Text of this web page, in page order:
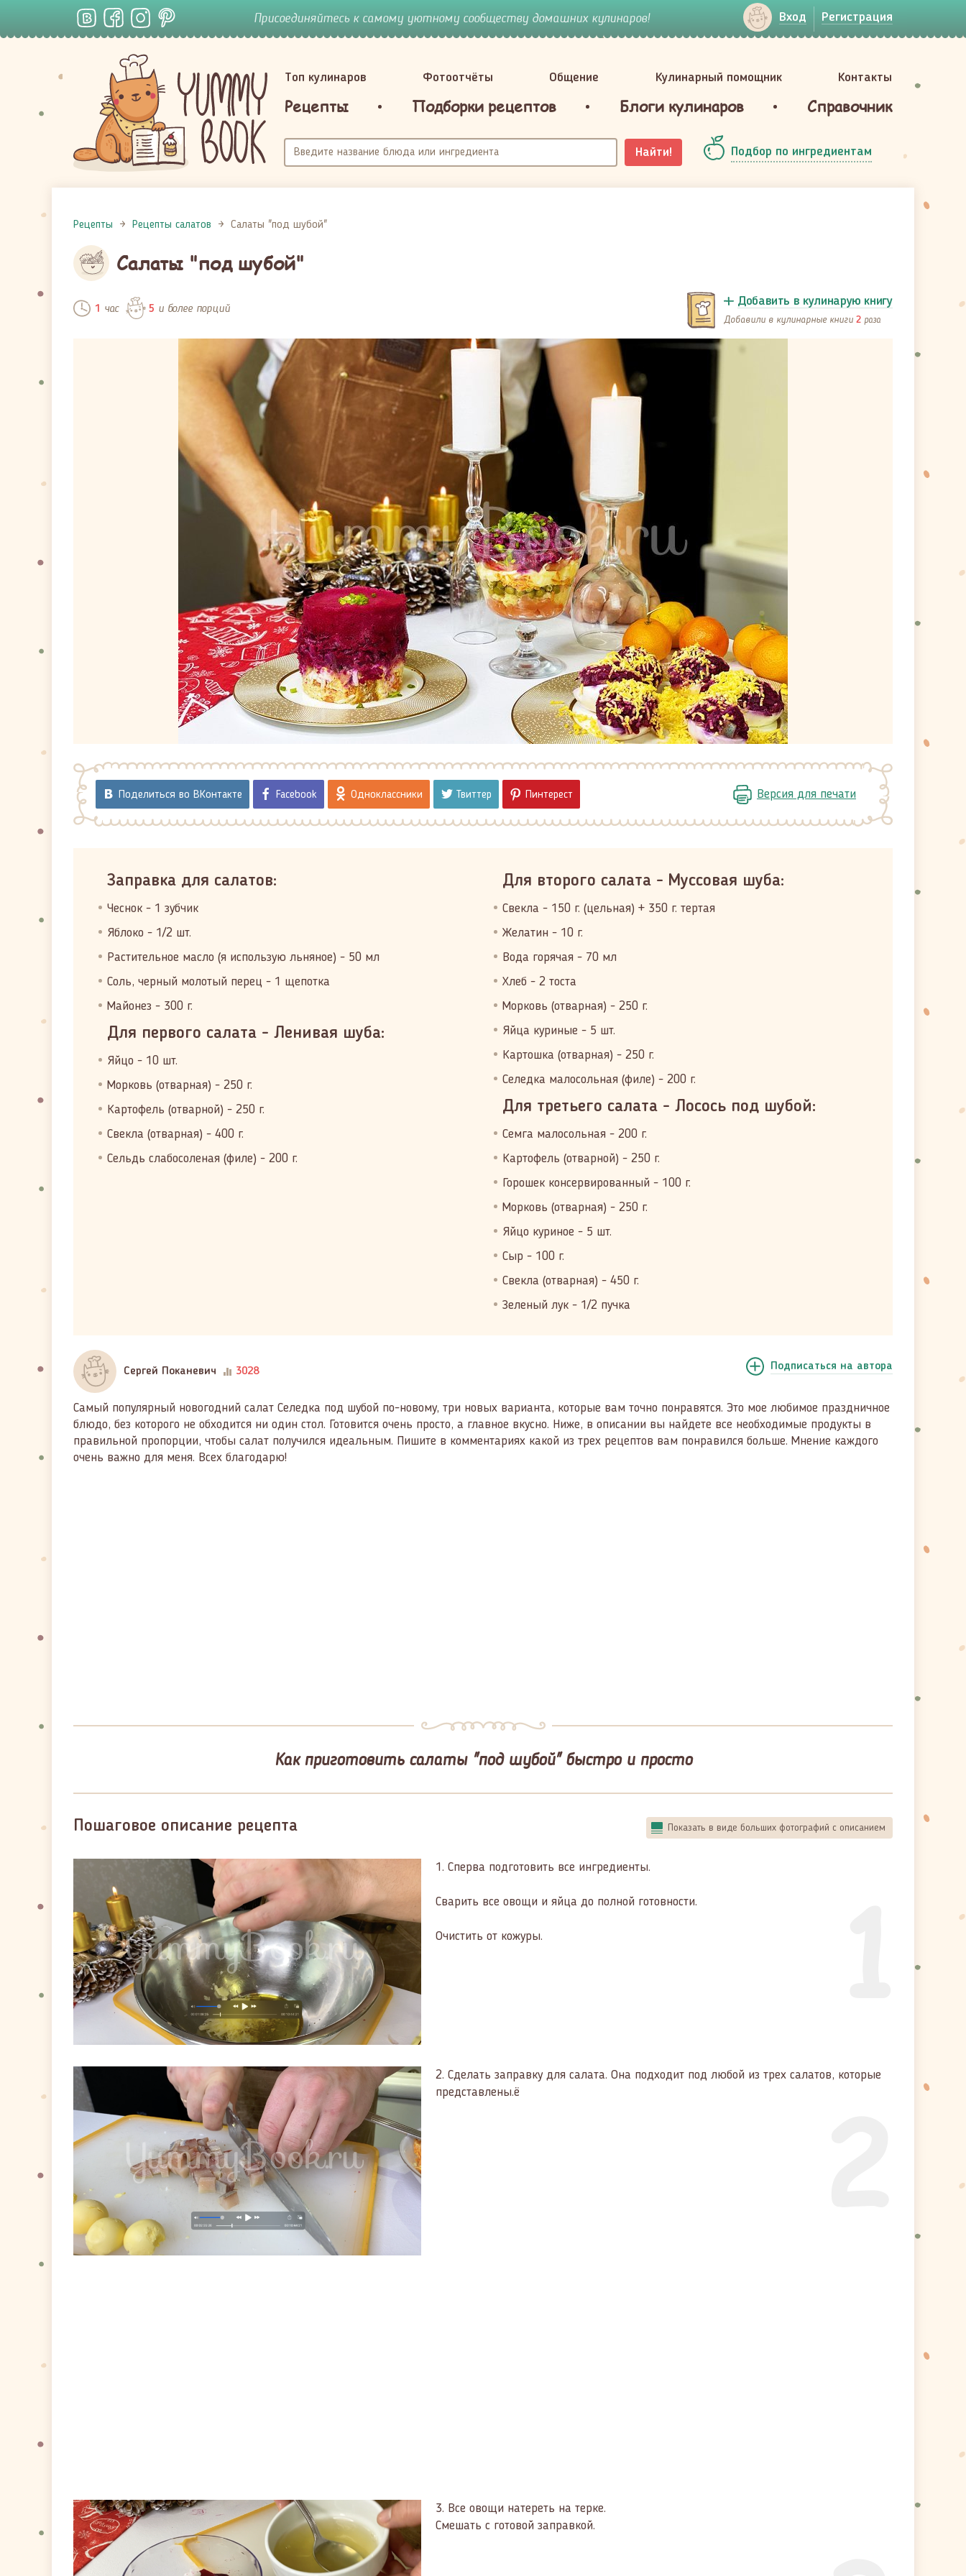
Присоединяйтесь к самому уютному сообществу домашних кулинаров! Вход Регистрация
Топ кулинаров Фотоотчёты Общение Кулинарный помощник Контакты
Рецепты Подборки рецептов Блоги кулинаров Справочник
Найти! Подбор по ингредиентам
Рецепты Рецепты салатов Салаты "под шубой"
Салаты "под шубой"
1 час 5 и более порций Добавить в кулинарую книгу
Добавили в кулинарные книги 2 раза
Поделиться во ВКонтакте Facebook Одноклассники Твиттер Пинтерест Версия для печати
Заправка для салатов:
Чеснок - 1 зубчик
Яблоко - 1/2 шт.
Растительное масло (я использую льняное) - 50 мл
Соль, черный молотый перец - 1 щепотка
Майонез - 300 г.
Для первого салата - Ленивая шуба:
Яйцо - 10 шт.
Морковь (отварная) - 250 г.
Картофель (отварной) - 250 г.
Свекла (отварная) - 400 г.
Сельдь слабосоленая (филе) - 200 г.
Для второго салата - Муссовая шуба:
Свекла - 150 г. (цельная) + 350 г. тертая
Желатин - 10 г.
Вода горячая - 70 мл
Хлеб - 2 тоста
Морковь (отварная) - 250 г.
Яйца куриные - 5 шт.
Картошка (отварная) - 250 г.
Селедка малосольная (филе) - 200 г.
Для третьего салата - Лосось под шубой:
Семга малосольная - 200 г.
Картофель (отварной) - 250 г.
Горошек консервированный - 100 г.
Морковь (отварная) - 250 г.
Яйцо куриное - 5 шт.
Сыр - 100 г.
Свекла (отварная) - 450 г.
Зеленый лук - 1/2 пучка
Сергей Поканевич 3028 Подписаться на автора
Самый популярный новогодний салат Селедка под шубой по-новому, три новых варианта, которые вам точно понравятся. Это мое любимое праздничное
блюдо, без которого не обходится ни один стол. Готовится очень просто, а главное вкусно. Ниже, в описании вы найдете все необходимые продукты в
правильной пропорции, чтобы салат получился идеальным. Пишите в комментариях какой из трех рецептов вам понравился больше. Мнение каждого
очень важно для меня. Всех благодарю!
Как приготовить салаты "под шубой" быстро и просто
Пошаговое описание рецепта Показать в виде больших фотографий с описанием
1. Сперва подготовить все ингредиенты.
Сварить все овощи и яйца до полной готовности.
Очистить от кожуры.
2. Сделать заправку для салата. Она подходит под любой из трех салатов, которые
представлены.ё
3. Все овощи натереть на терке.
Смешать с готовой заправкой.